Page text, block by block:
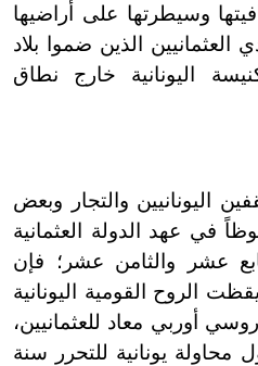
وسيطرتها على أراضيها
العثمانيين الذين ضموا بلاد
اليونانية خارج نطاق
اليونانيين والتجار وبعض
في عهد الدولة العثمانية
عشر والثامن عشر؛ فإن
الروح القومية اليونانية
أوربي معاد للعثمانيين،
يونانية للتحرر سنة